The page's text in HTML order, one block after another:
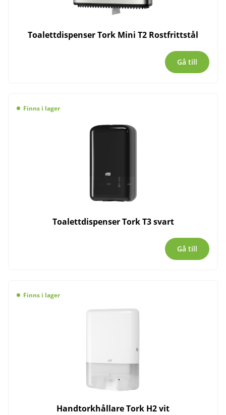
Toalettdispenser Tork Mini T2 Rostfrittstål
Gå till
Finns i lager
Toalettdispenser Tork T3 svart
Gå till
Finns i lager
Handtorkhållare Tork H2 vit